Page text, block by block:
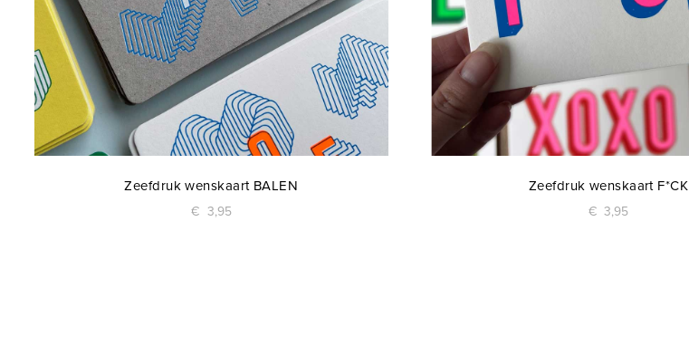
Zeefdruk wenskaart BALEN
€ 3,95
Zeefdruk wenskaart F*CK
€ 3,95